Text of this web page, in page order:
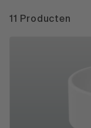
11 Producten